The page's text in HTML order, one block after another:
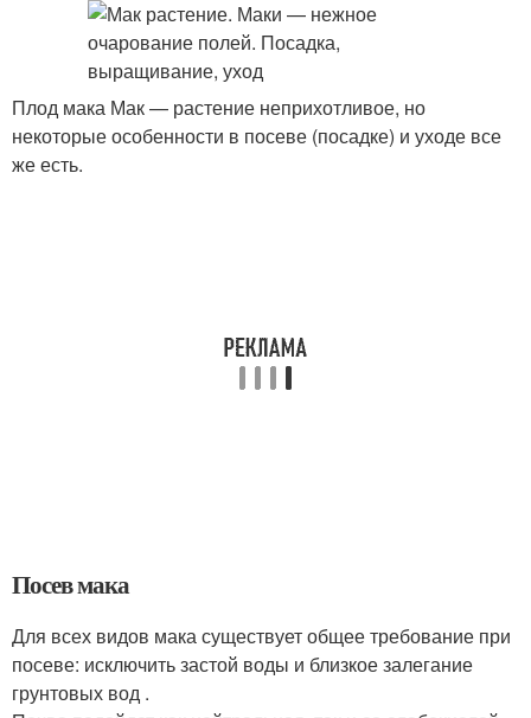
Плод мака Мак — растение неприхотливое, но
некоторые особенности в посеве (посадке) и уходе все
же есть.
Посев мака
Для всех видов мака существует общее требование при
посеве: исключить застой воды и близкое залегание
грунтовых вод .